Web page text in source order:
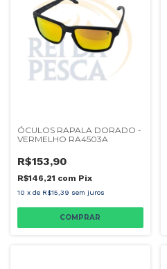
ÓCULOS RAPALA DORADO -
VERMELHO RA4503A
R$153,90
R$146,21 com Pix
10 x de R$15,39 sem juros